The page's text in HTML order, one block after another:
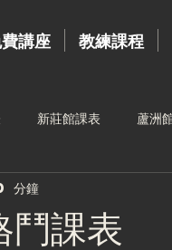
講座 教練課程
新莊館課表 蘆洲
課表
分鐘